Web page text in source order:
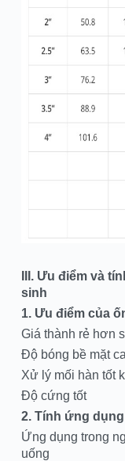
III. Ưu điểm và
sinh
1. Ưu điểm của
Giá thành rẻ hơn
Độ bóng bề mặt
Xử lý mối hàn tốt
Độ cứng tốt
2. Tính ứng
Ứng dụng trong
uống